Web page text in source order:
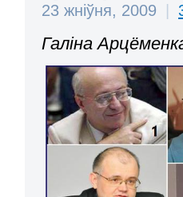
23 жніўня, 2009
Галіна